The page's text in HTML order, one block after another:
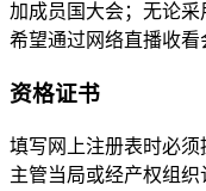
加成员国大会；无论
希望通过网络直播收看
资格证书
填写网上注册表时必
主管当局或经产权组